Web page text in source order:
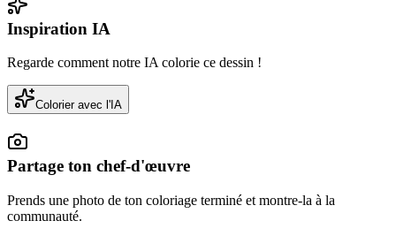
Inspiration IA
Regarde comment notre IA colorie ce dessin !
Colorier avec l'IA
Partage ton chef-d'œuvre
Prends une photo de ton coloriage terminé et montre-la à la
communauté.